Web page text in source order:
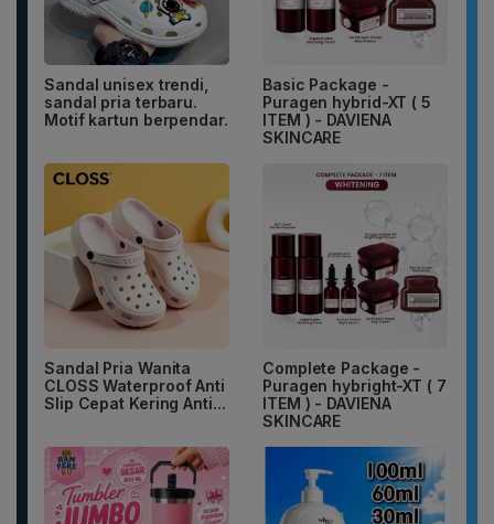
Sandal unisex trendi,
sandal pria terbaru.
Motif kartun berpendar.
Basic Package -
Puragen hybrid-XT ( 5
ITEM ) - DAVIENA
SKINCARE
Sandal Pria Wanita
CLOSS Waterproof Anti
Slip Cepat Kering Anti...
Complete Package -
Puragen hybright-XT ( 7
ITEM ) - DAVIENA
SKINCARE